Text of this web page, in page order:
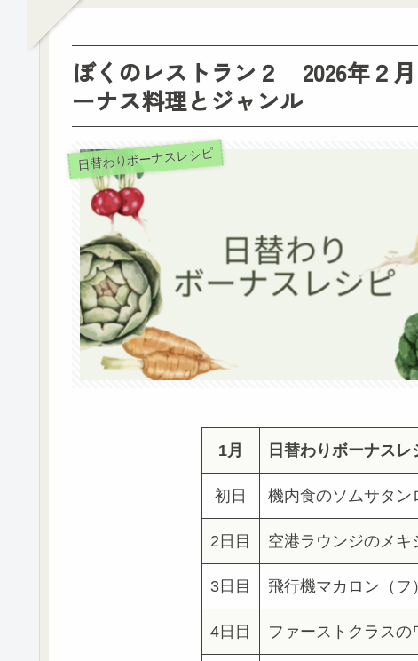
ぼくのレストラン２ 2026年
ーナス料理とジャンル
日替わりボーナスレシピ
1月 日替わりボーナスレ
初日 機内食のソムサタン
2日目 空港ラウンジのメ
3日目 飛行機マカロン（フ
4日目 ファーストクラス